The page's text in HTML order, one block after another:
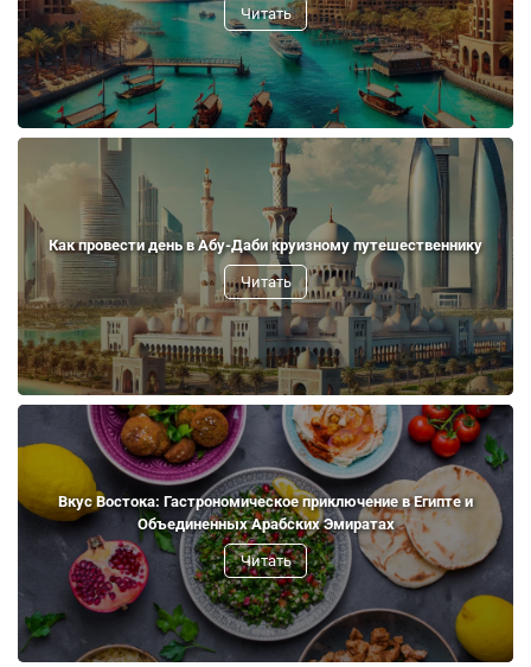
Читать
Как провести день в Абу-Даби круизному путешественнику
Читать
Вкус Востока: Гастрономическое приключение в Египте и
Объединенных Арабских Эмиратах
Читать